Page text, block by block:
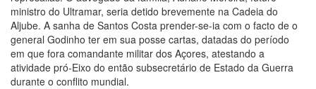
ministro do Ultramar, seria detido brevemente na Cadeia do
Aljube. A sanha de Santos Costa prender-se-ia com o facto de o
general Godinho ter em sua posse cartas, datadas do período
em que fora comandante militar dos Açores, atestando a
atividade pró-Eixo do então subsecretário de Estado da Guerra
durante o conflito mundial.